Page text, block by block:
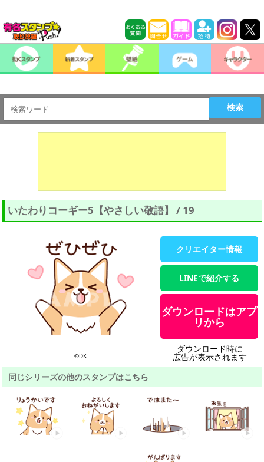
検索
いたわりコーギー5【やさしい敬語】 / 19
©DK
クリエイター情報
LINEで紹介する
ダウンロードはアプ
リから
ダウンロード時に
広告が表示されます
同じシリーズの他のスタンプはこちら